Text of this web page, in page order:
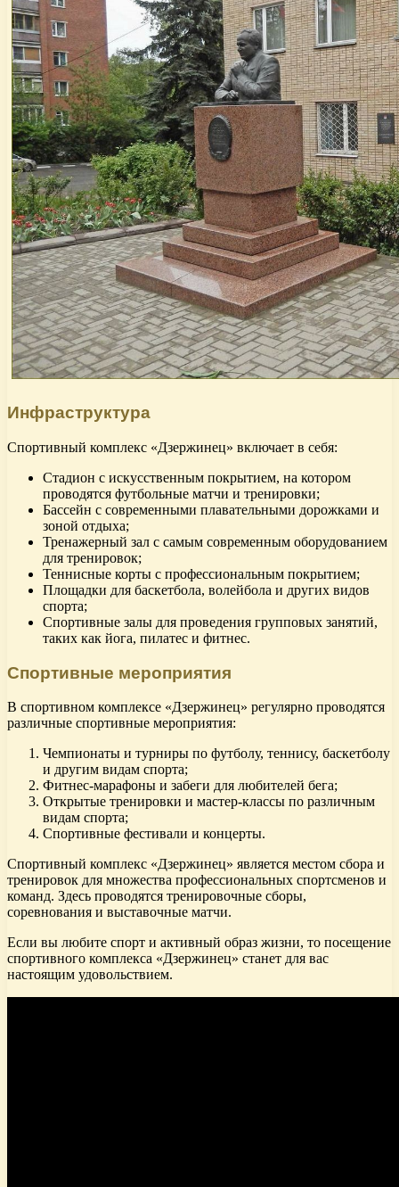
Инфраструктура
Спортивный комплекс «Дзержинец» включает в себя:
Стадион с искусственным покрытием, на котором
проводятся футбольные матчи и тренировки;
Бассейн с современными плавательными дорожками и
зоной отдыха;
Тренажерный зал с самым современным оборудованием
для тренировок;
Теннисные корты с профессиональным покрытием;
Площадки для баскетбола, волейбола и других видов
спорта;
Спортивные залы для проведения групповых занятий,
таких как йога, пилатес и фитнес.
Спортивные мероприятия
В спортивном комплексе «Дзержинец» регулярно проводятся
различные спортивные мероприятия:
Чемпионаты и турниры по футболу, теннису, баскетболу
и другим видам спорта;
Фитнес-марафоны и забеги для любителей бега;
Открытые тренировки и мастер-классы по различным
видам спорта;
Спортивные фестивали и концерты.
Спортивный комплекс «Дзержинец» является местом сбора и
тренировок для множества профессиональных спортсменов и
команд. Здесь проводятся тренировочные сборы,
соревнования и выставочные матчи.
Если вы любите спорт и активный образ жизни, то посещение
спортивного комплекса «Дзержинец» станет для вас
настоящим удовольствием.